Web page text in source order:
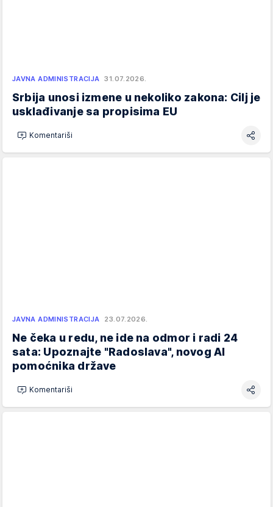
JAVNA ADMINISTRACIJA 31.07.2026.
Srbija unosi izmene u nekoliko zakona: Cilj je
usklađivanje sa propisima EU
Komentariši
JAVNA ADMINISTRACIJA 23.07.2026.
Ne čeka u redu, ne ide na odmor i radi 24
sata: Upoznajte "Radoslava", novog AI
pomoćnika države
Komentariši